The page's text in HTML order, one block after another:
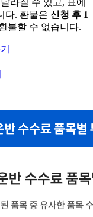
다. 환불은 신청 후 1
불할 수 없습니다.